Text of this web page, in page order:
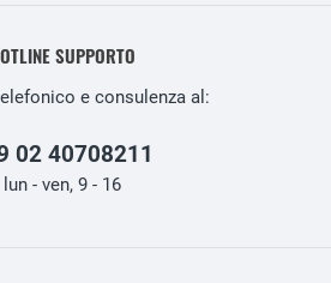
SUPPORTO
e consulenza al:
02 40708211
lun - ven, 9 - 16